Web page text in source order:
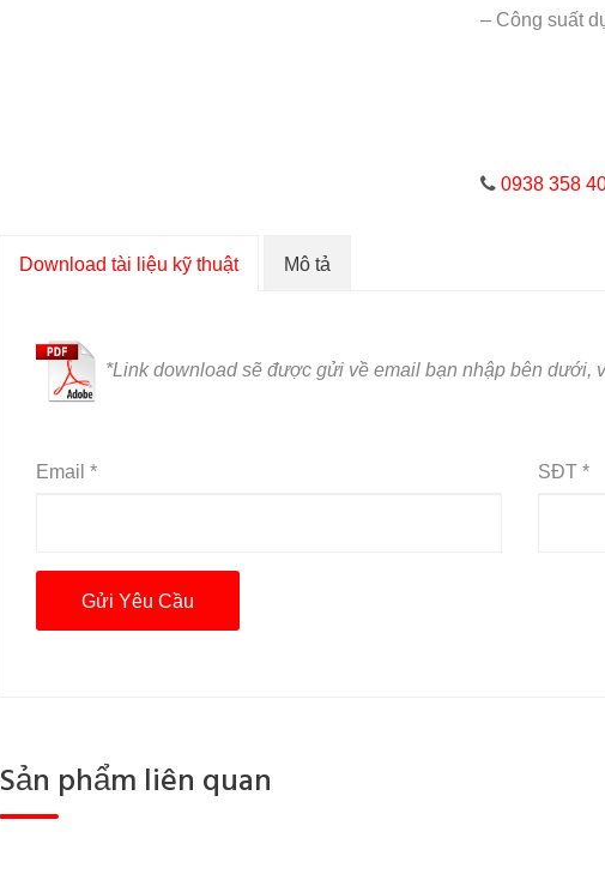
– Công suất
0938 358
Download tài liệu kỹ thuật Mô tả
*Link download sẽ được gửi về email bạn nhập bên dưới,
Email * SĐT *
Sản phẩm liên quan